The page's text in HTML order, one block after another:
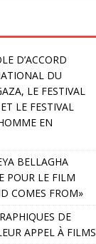
D’ACCORD
DU
LE FESTIVAL
LE FESTIVAL
EN
BELLAGHA
POUR LE FILM
COMES FROM»
DE
APPEL À FILMS